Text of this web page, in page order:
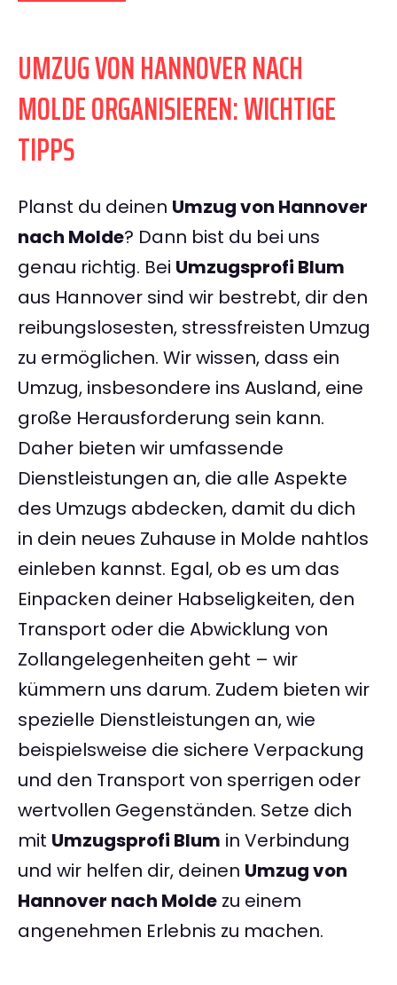
UMZUG VON HANNOVER NACH
MOLDE ORGANISIEREN: WICHTIGE
TIPPS
Planst du deinen Umzug von Hannover
nach Molde? Dann bist du bei uns
genau richtig. Bei Umzugsprofi Blum
aus Hannover sind wir bestrebt, dir den
reibungslosesten, stressfreisten Umzug
zu ermöglichen. Wir wissen, dass ein
Umzug, insbesondere ins Ausland, eine
große Herausforderung sein kann.
Daher bieten wir umfassende
Dienstleistungen an, die alle Aspekte
des Umzugs abdecken, damit du dich
in dein neues Zuhause in Molde nahtlos
einleben kannst. Egal, ob es um das
Einpacken deiner Habseligkeiten, den
Transport oder die Abwicklung von
Zollangelegenheiten geht – wir
kümmern uns darum. Zudem bieten wir
spezielle Dienstleistungen an, wie
beispielsweise die sichere Verpackung
und den Transport von sperrigen oder
wertvollen Gegenständen. Setze dich
mit Umzugsprofi Blum in Verbindung
und wir helfen dir, deinen Umzug von
Hannover nach Molde zu einem
angenehmen Erlebnis zu machen.